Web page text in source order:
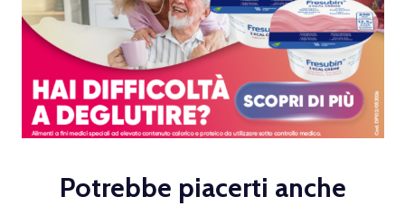
Potrebbe piacerti anche